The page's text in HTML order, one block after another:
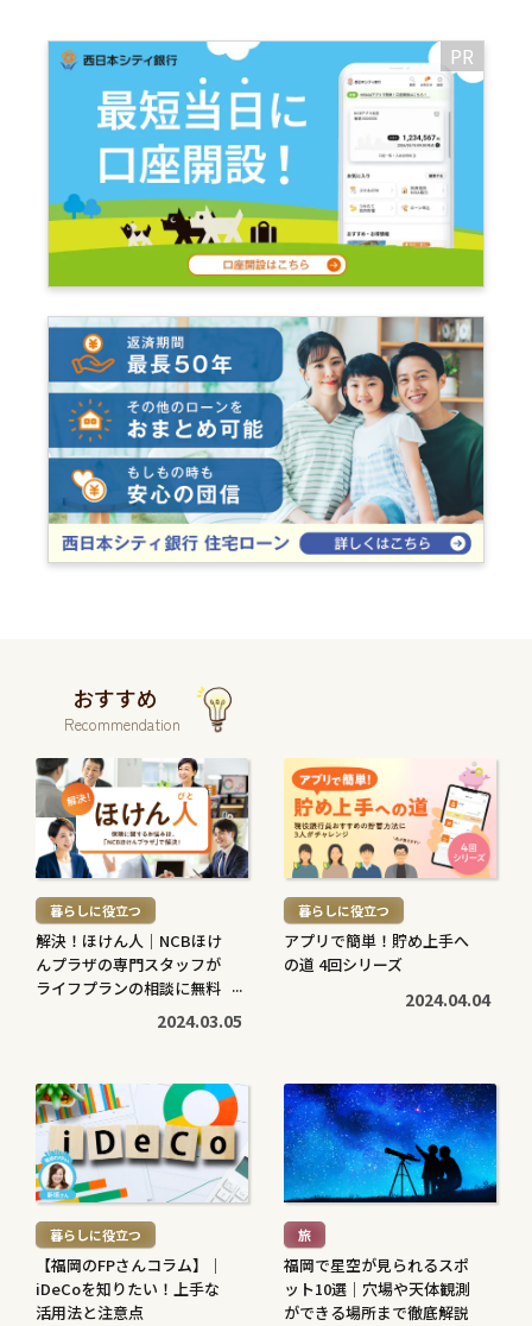
PR
おすすめ
Recommendation
続
き
を
読
む
> 暮らしに役立つ
解決！ほけん人｜NCBほけ
んプラザの専門スタッフが
ライフプランの相談に無料
2024.03.05
続
き
を
読
む
> 暮らしに役立つ
アプリで簡単！貯め上手へ
の道 4回シリーズ
2024.04.04
続
き
を
読
む
> 暮らしに役立つ
【福岡のFPさんコラム】｜
iDeCoを知りたい！上手な
活用法と注意点
続
き
を
読
む
> 旅
福岡で星空が見られるスポ
ット10選｜穴場や天体観測
ができる場所まで徹底解説